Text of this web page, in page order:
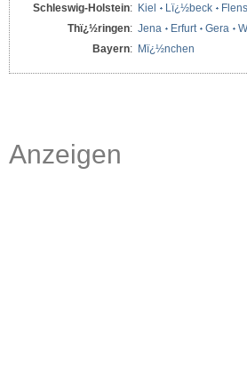
Schleswig-Holstein: Kiel Lï¿½beck
Thï¿½ringen: Jena Erfurt Gera
Bayern: Mï¿½nchen
Anzeigen